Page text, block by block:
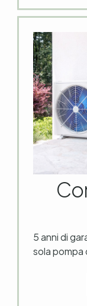
5 anni di
sola pompa